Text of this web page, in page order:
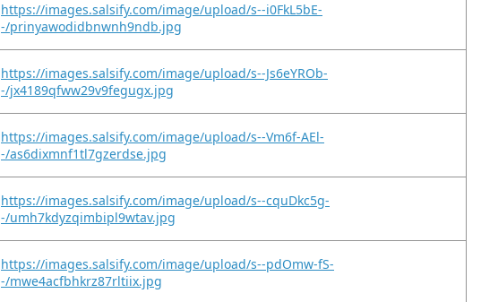
https://images.salsify.com/image/upload/s--i0FkL5bE-
-/prinyawodidbnwnh9ndb.jpg
https://images.salsify.com/image/upload/s--Js6eYROb-
-/jx4189qfww29v9fegugx.jpg
https://images.salsify.com/image/upload/s--Vm6f-AEl-
-/as6dixmnf1tl7gzerdse.jpg
https://images.salsify.com/image/upload/s--cquDkc5g-
-/umh7kdyzqimbipl9wtav.jpg
https://images.salsify.com/image/upload/s--pdOmw-fS-
-/mwe4acfbhkrz87rltiix.jpg